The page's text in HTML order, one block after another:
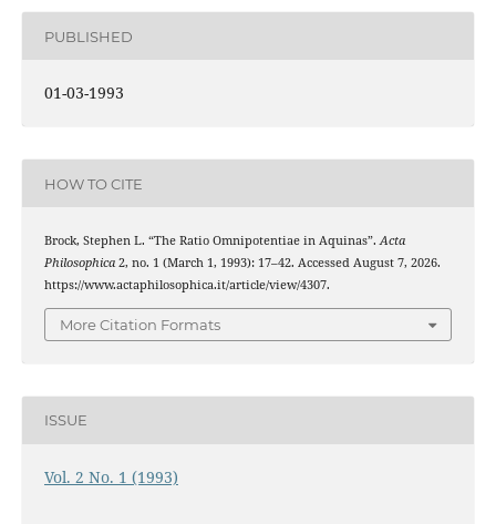
PUBLISHED
01-03-1993
HOW TO CITE
Brock, Stephen L. “The Ratio Omnipotentiae in Aquinas”.Acta
Philosophica2, no. 1 (March 1, 1993): 17–42. Accessed August 7, 2026.
https://www.actaphilosophica.it/article/view/4307.
More Citation Formats
ISSUE
Vol. 2 No. 1 (1993)